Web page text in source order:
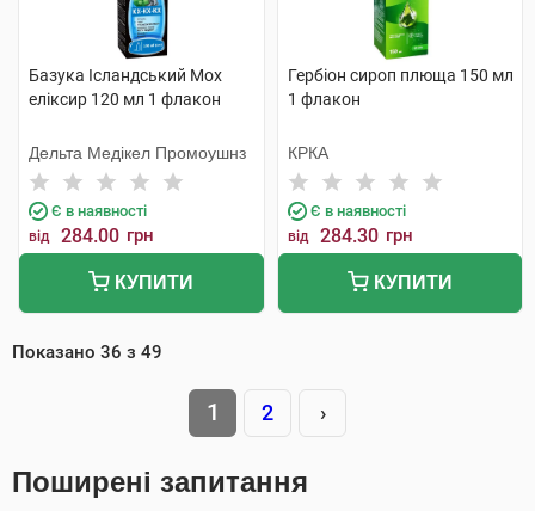
Базука Ісландський Мох
еліксир 120 мл 1 флакон
Дельта Медікел Промоушнз
Є в наявності
від 284.00 грн
КУПИТИ
Гербіон сироп плюща 150 мл
1 флакон
КРКА
Є в наявності
від 284.30 грн
КУПИТИ
Показано 36 з 49
1 2 ›
Поширені запитання